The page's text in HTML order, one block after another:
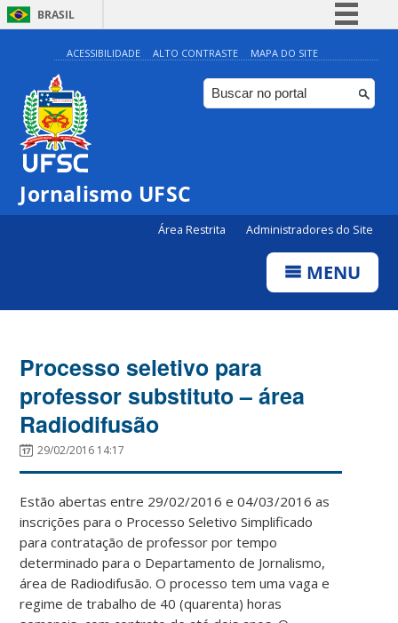
BRASIL
Simplifique!
Comunica BR
Participe
ACESSIBILIDADE ALTO CONTRASTE MAPA DO SITE
Jornalismo UFSC
Área Restrita Administradores do Site
MENU
Processo seletivo para
professor substituto – área
Radiodifusão
29/02/2016 14:17
Estão abertas entre 29/02/2016 e 04/03/2016 as
inscrições para o Processo Seletivo Simplificado
para contratação de professor por tempo
determinado para o Departamento de Jornalismo,
área de Radiodifusão. O processo tem uma vaga e
regime de trabalho de 40 (quarenta) horas